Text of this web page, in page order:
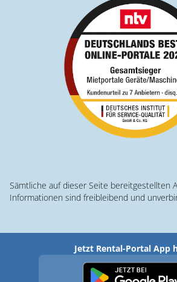
Sämtliche auf dieser Seite bereitgestellten
Informationen sind freibleibend und
Jetzt Rental-Portal App